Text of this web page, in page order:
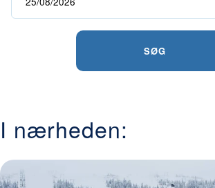
SØG
I nærheden: